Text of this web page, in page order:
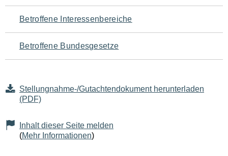
für
den
Seiteninhalt
Betroffene Interessenbereiche
Betroffene Bundesgesetze
Stellungnahme-/Gutachtendokument herunterladen
(PDF)
Inhalt dieser Seite melden
(Mehr Informationen)